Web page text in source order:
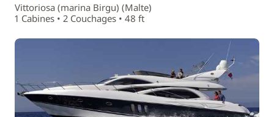
Vittoriosa (marina Birgu) (Malte)
1 Cabines • 2 Couchages • 48 ft